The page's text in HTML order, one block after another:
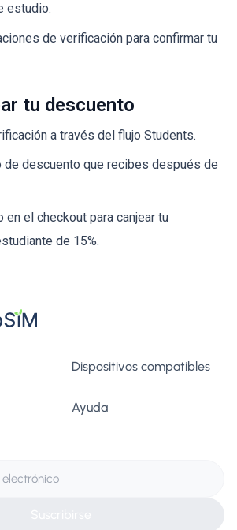
estudio.
de verificación para confirmar tu
tu descuento
a través del flujo Students.
de descuento que recibes después de
en el checkout para canjear tu
de 15%.
Dispositivos compatibles
Ayuda